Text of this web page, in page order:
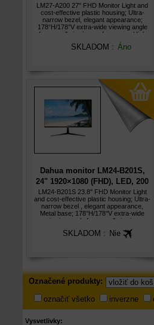
cd/m, 4000:1, 5ms
LM27-A200 27'' FHD Monitor Light and
cost-effective plastic housing; Ultra-
narrow bezel, elegant appearance;
178°H/178°V extra-wide viewing angle
for overall viewing performance; High
fidelity digital processing for a brilliant
and vivid video; Su
SKLADOM : Áno
Dahua monitor LM24-B201S,
24" 1920×1080 (FHD), LED, 200
cd/m, 1000:1, 5ms
LM24-B201S 23.8'' FHD Monitor Light
and cost-effective plastic housing; Ultra-
narrow bezel , elegant appearance,
Metal base; 178°H/178°V extra-wide
viewing angle for overall viewing
performance; High fidelity digital
processing for a brilliant and
SKLADOM : Nie
Označené
produkty
Označené produkty:
označiť všetko
inverzne
Vysvetlivky: